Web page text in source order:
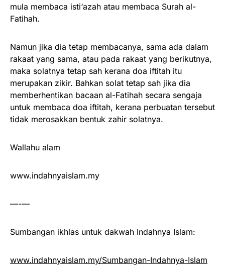
mula membaca isti‘azah atau membaca Surah al-
Fatihah.
Namun jika dia tetap membacanya, sama ada dalam
rakaat yang sama, atau pada rakaat yang berikutnya,
maka solatnya tetap sah kerana doa iftitah itu
merupakan zikir. Bahkan solat tetap sah jika dia
memberhentikan bacaan al-Fatihah secara sengaja
untuk membaca doa iftitah, kerana perbuatan tersebut
tidak merosakkan bentuk zahir solatnya.
Wallahu alam
www.indahnyaislam.my
—-—
Sumbangan ikhlas untuk dakwah Indahnya Islam:
www.indahnyaislam.my/Sumbangan-Indahnya-Islam